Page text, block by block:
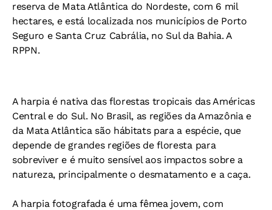
reserva de Mata Atlântica do Nordeste, com 6 mil
hectares, e está localizada nos municípios de Porto
Seguro e Santa Cruz Cabrália, no Sul da Bahia. A
RPPN.
A harpia é nativa das florestas tropicais das Américas
Central e do Sul. No Brasil, as regiões da Amazônia e
da Mata Atlântica são hábitats para a espécie, que
depende de grandes regiões de floresta para
sobreviver e é muito sensível aos impactos sobre a
natureza, principalmente o desmatamento e a caça.
A harpia fotografada é uma fêmea jovem, com